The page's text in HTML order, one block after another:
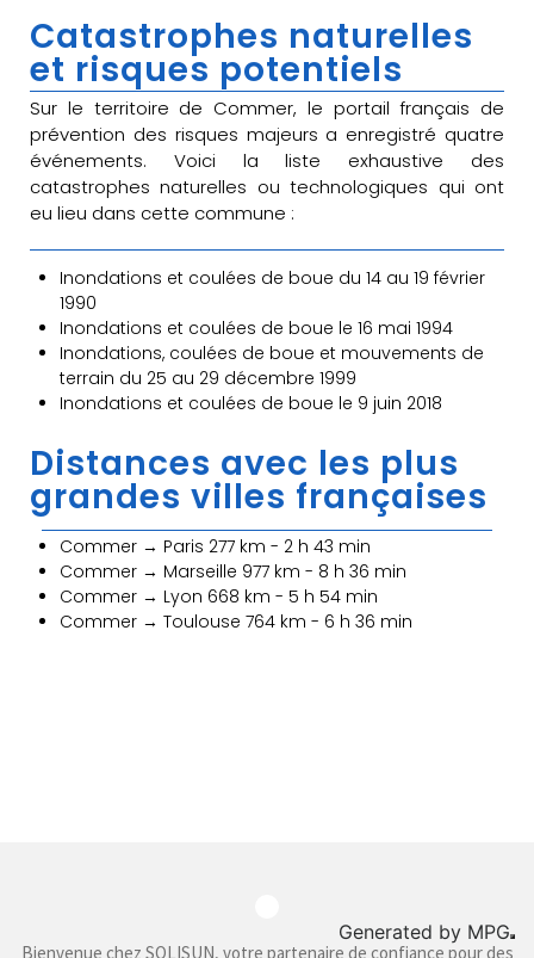
Catastrophes naturelles
et risques potentiels
Sur le territoire de Commer, le portail français de
prévention des risques majeurs a enregistré quatre
événements. Voici la liste exhaustive des
catastrophes naturelles ou technologiques qui ont
eu lieu dans cette commune :
Inondations et coulées de boue du 14 au 19 février
1990
Inondations et coulées de boue le 16 mai 1994
Inondations, coulées de boue et mouvements de
terrain du 25 au 29 décembre 1999
Inondations et coulées de boue le 9 juin 2018
Distances avec les plus
grandes villes françaises
Commer → Paris 277 km - 2 h 43 min
Commer → Marseille 977 km - 8 h 36 min
Commer → Lyon 668 km - 5 h 54 min
Commer → Toulouse 764 km - 6 h 36 min
Bienvenue chez SOLISUN, votre partenaire de confiance pour des
Generated by MPG